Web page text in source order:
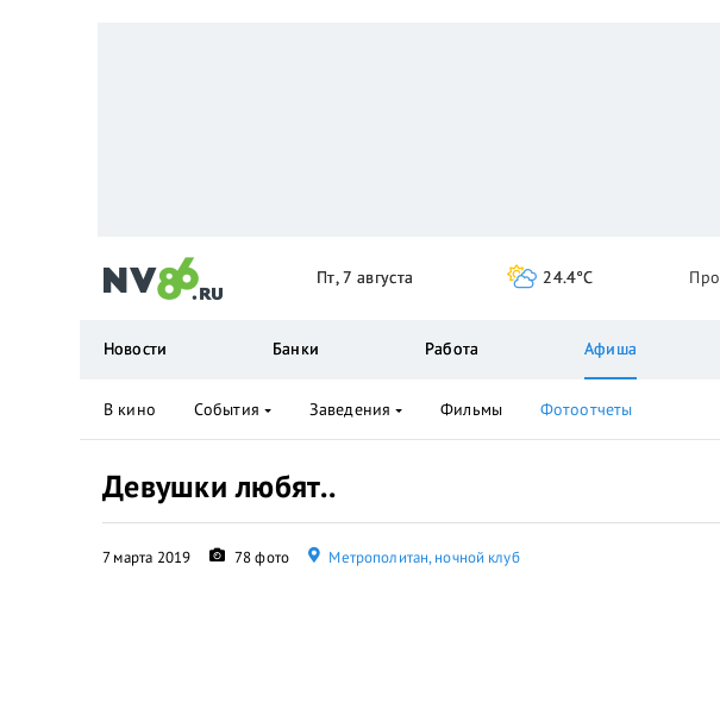
Девушки любят..
7 марта 2019 78 фото Метрополитан, ночной клуб
Пт, 7 августа 24.4°C
Новости Банки Работа Афиша
В кино События Заведения Фильмы Фотоотчеты